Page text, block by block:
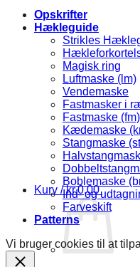
Kurv /kr.0,00
Opskrifter
Hækleguide
Strikles
Magisk ring
Luftmaske (lm)
Vendemaske
Fastmasker i
Fastmaske (fm)
Kædemaske
Stangmaske
Boblemaske
Ind- og
Farveskift
Patterns
Vi bruger cookies til at